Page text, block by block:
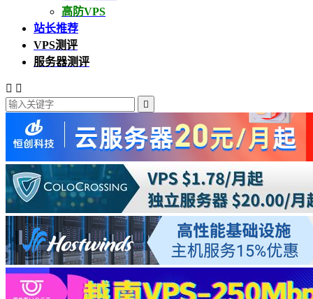
高防VPS
站长推荐
VPS测评
服务器测评
 
